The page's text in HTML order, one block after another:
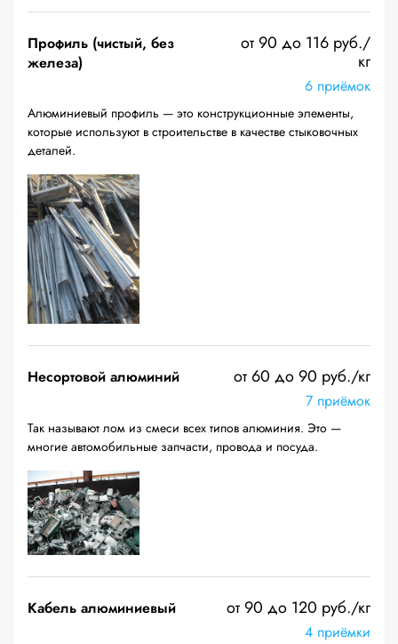
Профиль (чистый, без
железа)
от 90 до 116 руб./
кг
6 приёмок
Алюминиевый профиль — это конструкционные элементы,
которые используют в строительстве в качестве стыковочных
деталей.
Несортовой алюминий от 60 до 90 руб./кг
7 приёмок
Так называют лом из смеси всех типов алюминия. Это —
многие автомобильные запчасти, провода и посуда.
Кабель алюминиевый от 90 до 120 руб./кг
4 приёмки